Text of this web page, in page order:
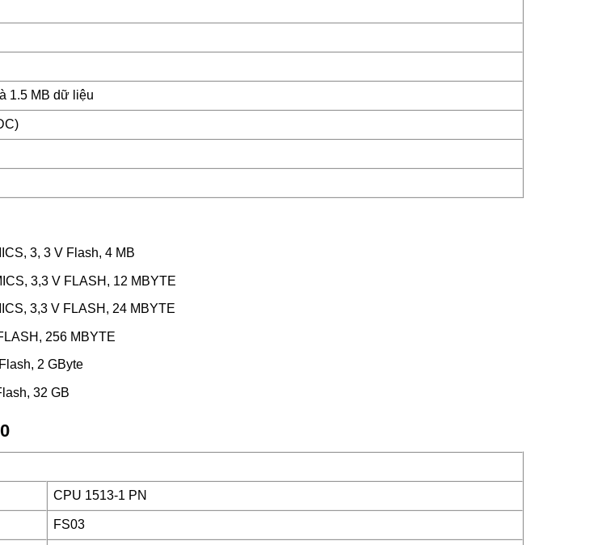
1.5 MB dữ liệu
3, 3 V Flash, 4 MB
3,3 V FLASH, 12 MBYTE
3,3 V FLASH, 24 MBYTE
256 MBYTE
2 GByte
32 GB
CPU 1513-1 PN
FS03